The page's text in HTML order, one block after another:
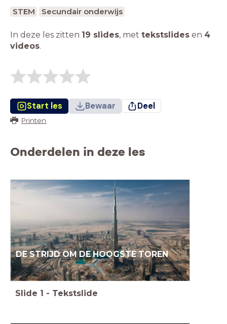
STEM Secundair onderwijs
In deze les zitten 19 slides, met tekstslides en 4
videos.
Start les Bewaar Deel
Printen
Onderdelen in deze les
DE STRIJD OM DE HOOGSTE TOREN
Slide 1 - Tekstslide